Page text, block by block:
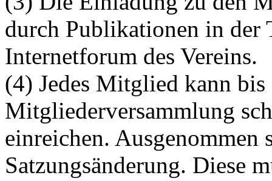
durch Publikationen in der
Internetforum des Vereins.
(4) Jedes Mitglied kann bis
Mitgliederversammlung
einreichen. Ausgenommen
Satzungsänderung. Diese